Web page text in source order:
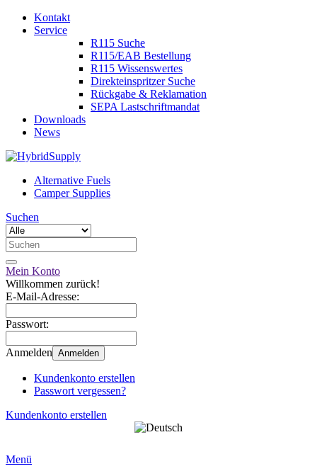
Kontakt
Service
R115 Suche
R115/EAB Bestellung
R115 Wissenswertes
Direkteinspritzer Suche
Rückgabe & Reklamation
SEPA Lastschriftmandat
Downloads
News
Alternative Fuels
Camper Supplies
Suchen
Mein Konto
Willkommen zurück!
E-Mail-Adresse:
Passwort:
Anmelden Anmelden
Kundenkonto erstellen
Passwort vergessen?
Kundenkonto erstellen
Menü